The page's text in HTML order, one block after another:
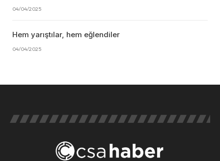
04/04/2025
Hem yarıştılar, hem eğlendiler
04/04/2025